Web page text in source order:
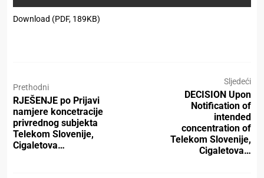
Download (PDF, 189KB)
Prethodni
RJEŠENJE po Prijavi
namjere koncetracije
privrednog subjekta
Telekom Slovenije,
Cigaletova…
Sljedeći
DECISION Upon
Notification of
intended
concentration of
Telekom Slovenije,
Cigaletova…